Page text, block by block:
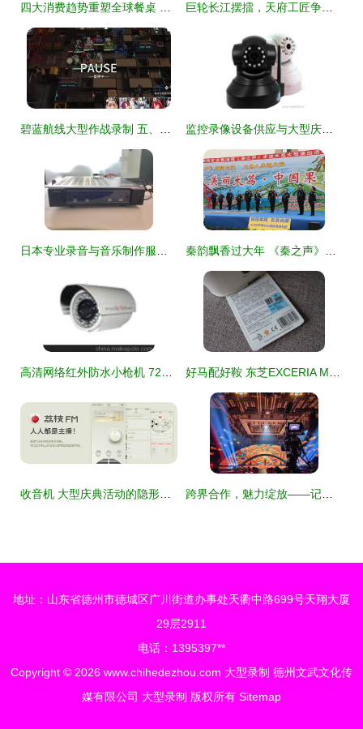
地址：山东省德州市德城区广川街道办事处天衢中路699号天翔大厦
29层2911
电话：1395397**
Copyright © 2026 www.chihedezhou.com 大型录制 德州文武文化传
媒有限公司 大型录制 版权所有 Sitemap